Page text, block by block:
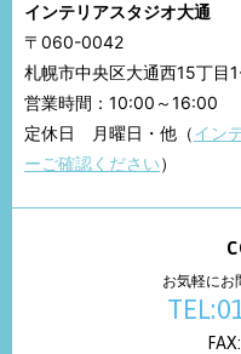
インテリアスタジオ大通
〒060-0042
札幌市中央区大通西15丁目
営業時間：10:00～16:00
定休日 月曜日・他（イン
ーご確認ください）
お気軽にお